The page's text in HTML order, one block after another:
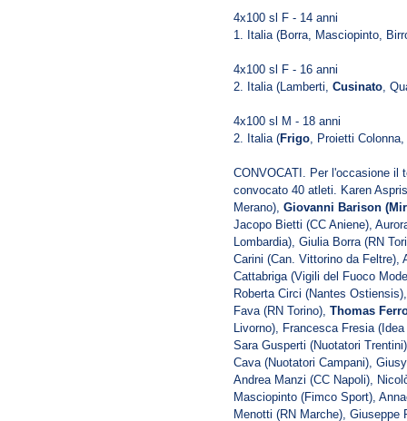
4x100 sl F - 14 anni
1. Italia (Borra, Masciopinto,
4x100 sl F - 16 anni
2. Italia (Lamberti, Cusinato,
4x100 sl M - 18 anni
2. Italia (Frigo, Proietti
CONVOCATI. Per l'occasione il
convocato 40 atleti. Karen
Merano), Giovanni Barison
Jacopo Bietti (CC Aniene),
Lombardia), Giulia Borra (RN
Carini (Can. Vittorino da Feltre),
Cattabriga (Vigili del Fuoco
Roberta Circi (Nantes
Fava (RN Torino), Thomas
Livorno), Francesca Fresia
Sara Gusperti (Nuotatori
Cava (Nuotatori Campani),
Andrea Manzi (CC Napoli),
Masciopinto (Fimco Sport),
Menotti (RN Marche), Giuseppe